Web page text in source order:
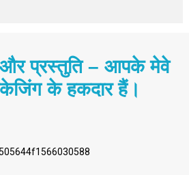
और प्रस्तुति – आपके मेवे
के हकदार हैं।